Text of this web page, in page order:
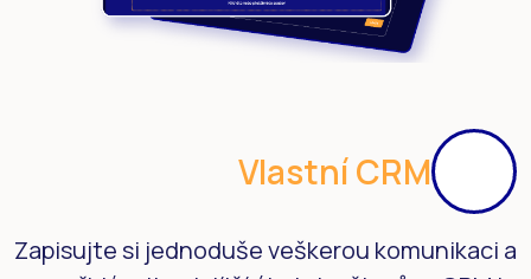
Vlastní CRM
Zapisujte si jednoduše veškerou komunikaci a